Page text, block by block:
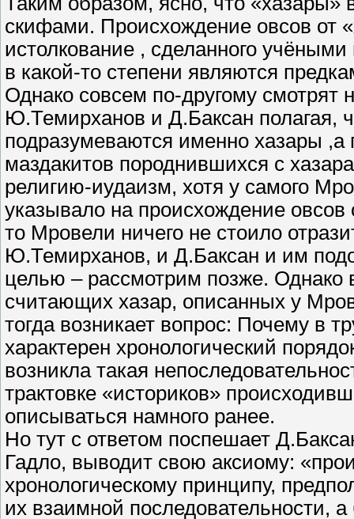
скифами. Происхождение овсов от
истолкование , сделанного
в какой-то степени являются
Однако совсем по-другому
Ю.Темирханов и Д.Баксан полагая,
подразумеваются именно хазары ,а
маздакитов породнившихся с
религию-иудаизм, хотя у самого
указывало на происхождение
то Мровели ничего не стоило
Ю.Темирханов, и Д.Баксан и им
целью – рассмотрим позже. Однако
считающих хазар, описанных у
тогда возникает вопрос: Почему в
характерен хронологический
возникла такая
трактовке «историков»
описываться намного ранее.
Но тут с ответом поспешает
Гадло, выводит свою аксиому:
хронологическому принципу,
их взаимной последовательности,